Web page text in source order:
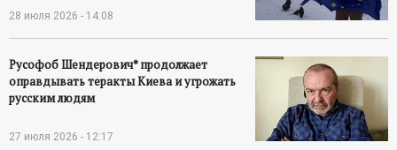
28 июля 2026 - 14:08
Русофоб Шендерович* продолжает
оправдывать теракты Киева и угрожать
русским людям
27 июля 2026 - 12:17